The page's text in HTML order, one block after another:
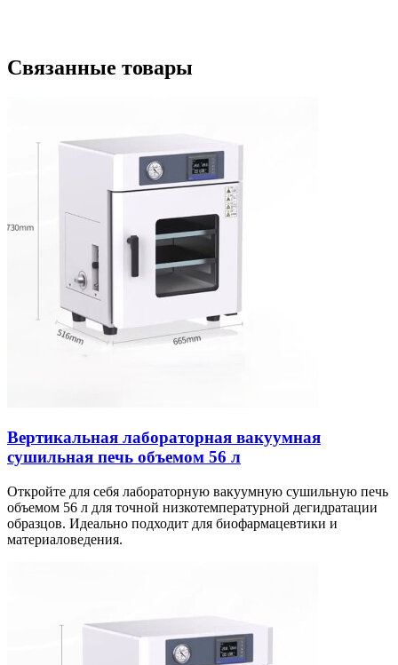
Связанные товары
Вертикальная лабораторная вакуумная
сушильная печь объемом 56 л
Откройте для себя лабораторную вакуумную сушильную печь
объемом 56 л для точной низкотемпературной дегидратации
образцов. Идеально подходит для биофармацевтики и
материаловедения.